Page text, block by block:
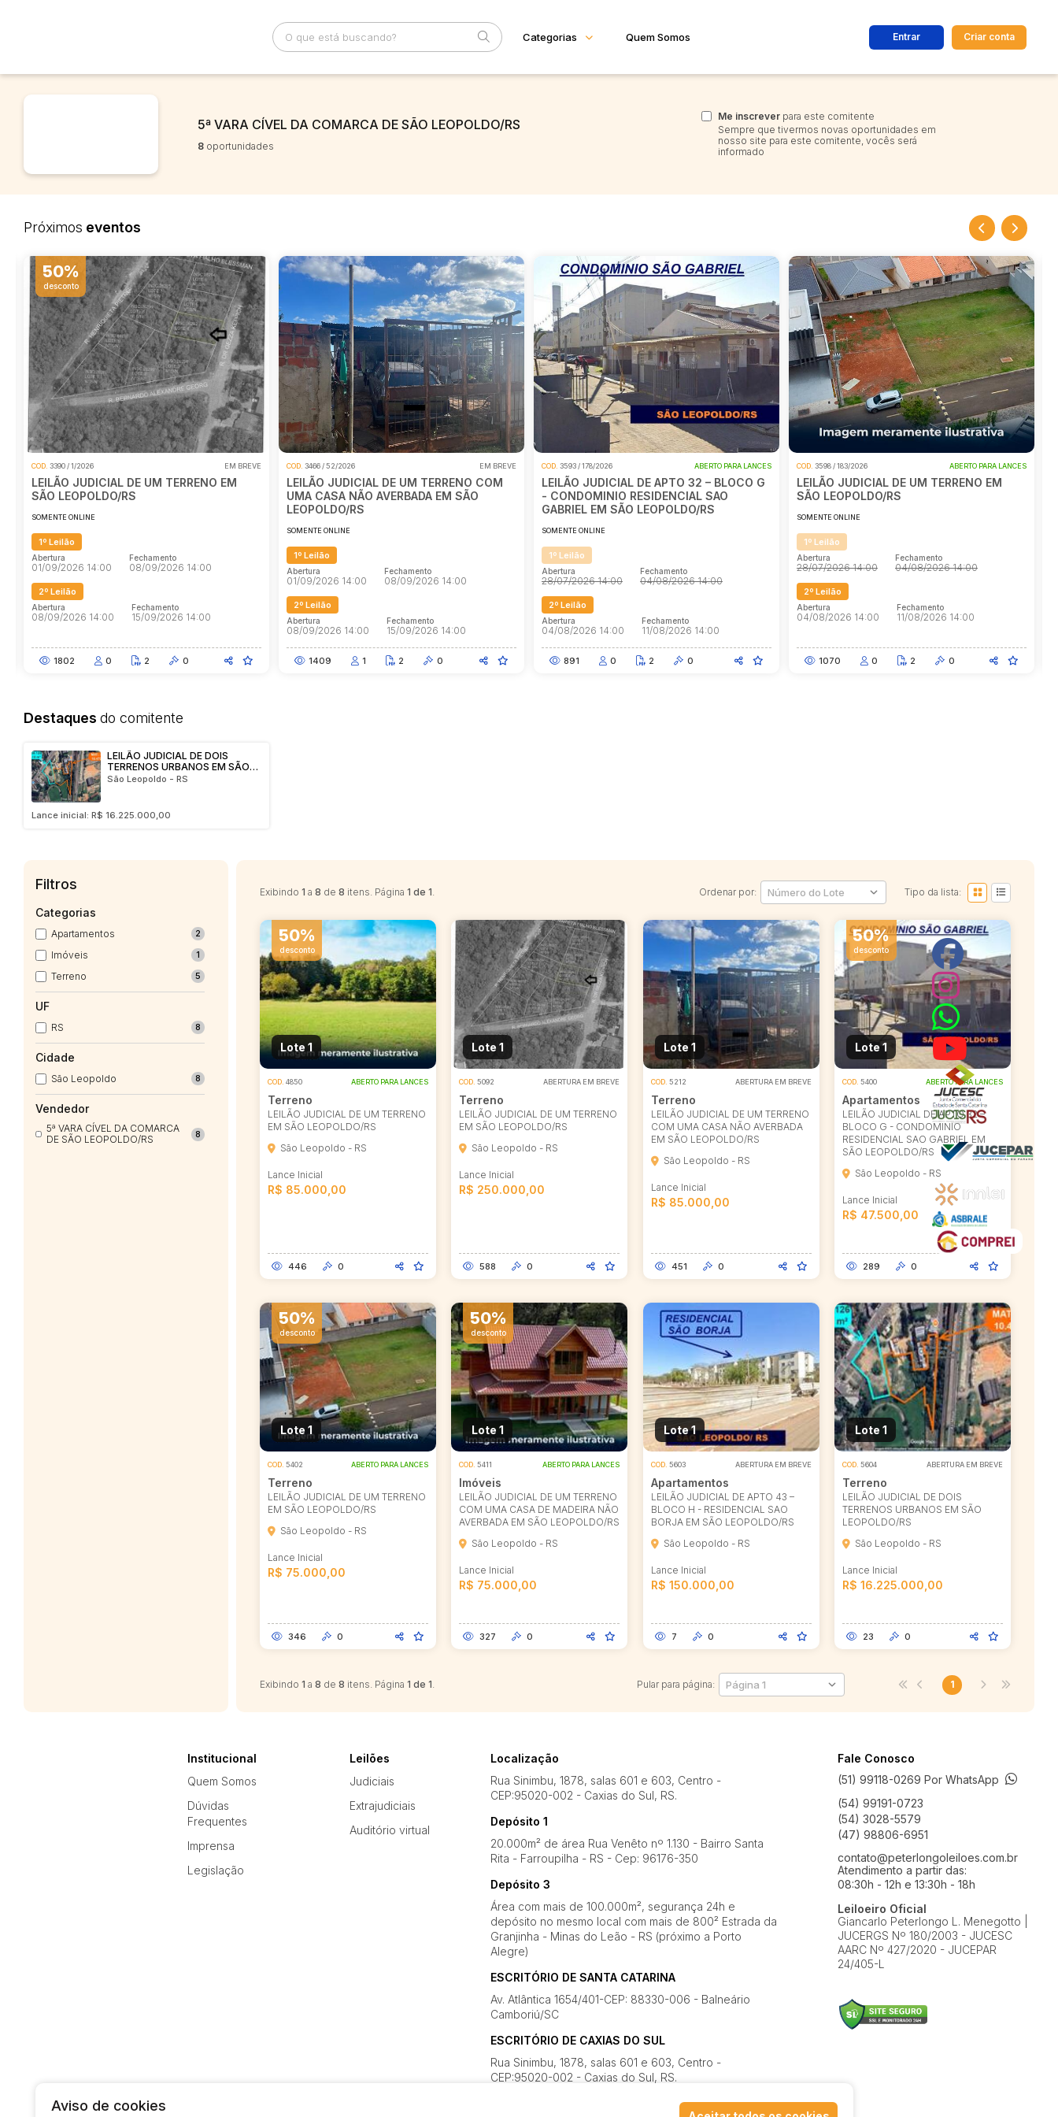
Pesquisar
Categorias
Bens diversos
Máquinas Industriais
Máquinas Pesadas
Materiais/Equipamentos
Sucatas
Veículos
Aquáticos
Caminhões
Carros
Motos
Ônibus
Outros
Reboque
Quem Somos Entrar Criar conta
5ª VARA CÍVEL DA COMARCA DE SÃO LEOPOLDO/RS
8 oportunidades
Me inscrever para este comitente
Sempre que tivermos novas oportunidades em
nosso site para este comitente, vocês será
informado
Próximos eventos
COD. 3466 / 52/2026 EM BREVE
LEILÃO JUDICIAL DE UM TERRENO COM
UMA CASA NÃO AVERBADA EM SÃO
1º Leilão
Abertura
01/09/2026 14:00
Fechamento
2º Leilão
Abertura Fechamento
1409 1 2 0
COD. 3593 / 178/2026 ABERTO PARA LANCES
LEILÃO JUDICIAL DE APTO 32 – BLOCO G
- CONDOMINIO RESIDENCIAL SAO
GABRIEL EM SÃO LEOPOLDO/RS
SOMENTE ONLINE
1º Leilão
Abertura
28/07/2026 14:00
Fechamento
04/08/2026 14:00
2º Leilão
Abertura
04/08/2026 14:00
Fechamento
11/08/2026 14:00
891 0 2 0
COD. 3598 / 183/2026 ABERTO PARA LANCES
LEILÃO JUDICIAL DE UM TERRENO EM
SÃO LEOPOLDO/RS
Abertura
28/07/2026 14:00 04/08/2026 14:00
Abertura
04/08/2026 14:00 11/08/2026 14:00
1070
COD. 3606 / 191/2026 ABERTO PARA LANCES
LEILÃO JUDICIAL DE UM TERRENO COM
UMA CASA DE MADEIRA NÃO AVERBADA
1º Leilão
Abertura
28/07/2026 14:00
Fechamento
2º Leilão
Abertura Fechamento
1009 1 2 0
Destaques do comitente
LEILÃO JUDICIAL DE DOIS
TERRENOS URBANOS EM SÃO
LEOPOLDO/RS
São Leopoldo - RS
Lance inicial: R$ 16.225.000,00
Filtros
Categorias
Apartamentos 2
Imóveis 1
Terreno 5
UF
RS 8
Cidade
São Leopoldo 8
Vendedor
5ª VARA CÍVEL DA COMARCA
DE SÃO LEOPOLDO/RS
8
Exibindo 1 a 8 de 8 itens. Página 1 de 1. Ordenar por: Tipo da lista:
50%
desconto
Lote 1
COD. 4850 ABERTO PARA LANCES
Terreno
LEILÃO JUDICIAL DE UM TERRENO
EM SÃO LEOPOLDO/RS
São Leopoldo - RS
Lance Inicial
R$ 85.000,00
446 0
Lote 1
COD. 5092 ABERTURA EM BREVE
Terreno
LEILÃO JUDICIAL DE UM TERRENO
EM SÃO LEOPOLDO/RS
São Leopoldo - RS
Lance Inicial
R$ 250.000,00
588 0
Lote 1
COD. 5212 ABERTURA EM BREVE
Terreno
LEILÃO JUDICIAL DE UM TERRENO
COM UMA CASA NÃO AVERBADA
EM SÃO LEOPOLDO/RS
São Leopoldo - RS
Lance Inicial
R$ 85.000,00
451 0
50%
desconto
Lote 1
COD. 5400 ABERTO PARA LANCES
Apartamentos
LEILÃO JUDICIAL DE APTO 32 –
BLOCO G - CONDOMINIO
RESIDENCIAL SAO GABRIEL EM
SÃO LEOPOLDO/RS
São Leopoldo - RS
Lance Inicial
R$ 47.500,00
289 0
50%
desconto
Lote 1
COD. 5402 ABERTO PARA LANCES
Terreno
LEILÃO JUDICIAL DE UM TERRENO
EM SÃO LEOPOLDO/RS
São Leopoldo - RS
Lance Inicial
R$ 75.000,00
346 0
50%
desconto
Lote 1
COD. 5411 ABERTO PARA LANCES
Imóveis
LEILÃO JUDICIAL DE UM TERRENO
COM UMA CASA DE MADEIRA NÃO
AVERBADA EM SÃO LEOPOLDO/RS
São Leopoldo - RS
Lance Inicial
R$ 75.000,00
327 0
Lote 1
COD. 5603 ABERTURA EM BREVE
Apartamentos
LEILÃO JUDICIAL DE APTO 43 –
BLOCO H - RESIDENCIAL SAO
BORJA EM SÃO LEOPOLDO/RS
São Leopoldo - RS
Lance Inicial
R$ 150.000,00
7 0
Lote 1
COD. 5604 ABERTURA EM BREVE
Terreno
LEILÃO JUDICIAL DE DOIS
TERRENOS URBANOS EM SÃO
LEOPOLDO/RS
São Leopoldo - RS
Lance Inicial
R$ 16.225.000,00
23 0
Exibindo 1 a 8 de 8 itens. Página 1 de 1. Pular para página: 1
Institucional
Quem Somos
Dúvidas
Frequentes
Imprensa
Legislação
Leilões
Judiciais
Extrajudiciais
Auditório virtual
Localização
Rua Sinimbu, 1878, salas 601 e 603, Centro -
CEP:95020-002 - Caxias do Sul, RS.
Depósito 1
20.000m² de área Rua Venêto nº 1.130 - Bairro Santa
Rita - Farroupilha - RS - Cep: 96176-350
Depósito 3
Área com mais de 100.000m², segurança 24h e
depósito no mesmo local com mais de 800² Estrada da
Granjinha - Minas do Leão - RS (próximo a Porto
Alegre)
ESCRITÓRIO DE SANTA CATARINA
Av. Atlântica 1654/401-CEP: 88330-006 - Balneário
Camboriú/SC
ESCRITÓRIO DE CAXIAS DO SUL
Rua Sinimbu, 1878, salas 601 e 603, Centro -
CEP:95020-002 - Caxias do Sul, RS.
Fale Conosco
(51) 99118-0269 Por WhatsApp
(54) 99191-0723
(54) 3028-5579
(47) 98806-6951
contato@peterlongoleiloes.com.br
Atendimento a partir das:
08:30h - 12h e 13:30h - 18h
Leiloeiro Oficial
Giancarlo Peterlongo L. Menegotto |
JUCERGS Nº 180/2003 - JUCESC
AARC Nº 427/2020 - JUCEPAR
24/405-L
Aviso de cookies